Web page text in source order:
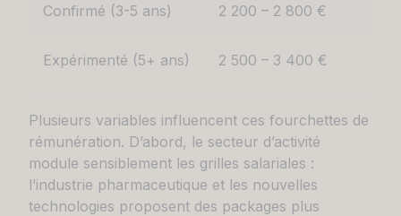
Confirmé (3-5 ans) 2 200 – 2 800 €
Expérimenté (5+ ans) 2 500 – 3 400 €
Plusieurs variables influencent ces fourchettes de
rémunération. D’abord, le secteur d’activité
module sensiblement les grilles salariales :
l’industrie pharmaceutique et les nouvelles
technologies proposent des packages plus